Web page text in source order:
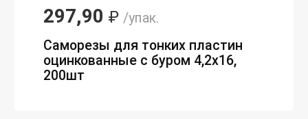
297,90 ₽ /упак.
Саморезы для тонких пластин
оцинкованные с буром 4,2х16,
200шт